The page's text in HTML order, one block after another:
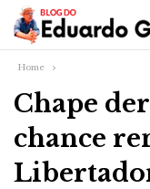
Home
Chape
chance